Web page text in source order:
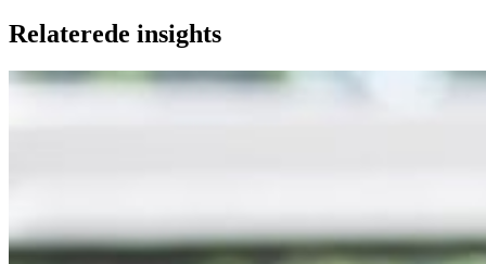
Relaterede insights